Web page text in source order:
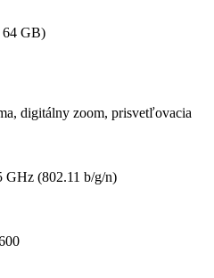
digitálny zoom, prisvetľovacia
GHz (802.11 b/g/n)